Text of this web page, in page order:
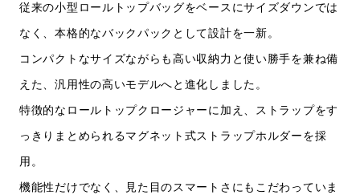
従来の小型ロールトップバッグをベースにサイズダウンでは
なく、本格的なバックパックとして設計を一新。
コンパクトなサイズながらも高い収納力と使い勝手を兼ね備
えた、汎用性の高いモデルへと進化しました。
特徴的なロールトップクロージャーに加え、ストラップをす
っきりまとめられるマグネット式ストラップホルダーを採
用。
機能性だけでなく、見た目のスマートさにもこだわっていま